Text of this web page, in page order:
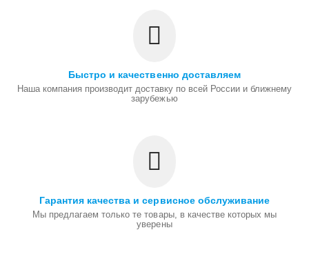
Быстро и качественно доставляем
Наша компания производит доставку по всей России и ближнему
зарубежью
Гарантия качества и сервисное обслуживание
Мы предлагаем только те товары, в качестве которых мы
уверены